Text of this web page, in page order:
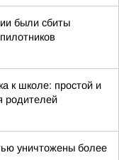
были сбиты
к школе: простой и
родителей
уничтожены более